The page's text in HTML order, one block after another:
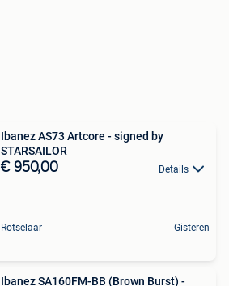
Ibanez AS73 Artcore - signed by
STARSAILOR
€ 950,00 Details
Rotselaar Gisteren
Ibanez SA160FM-BB (Brown Burst) -